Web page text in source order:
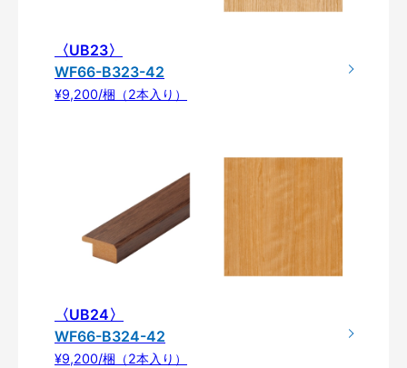
〈UB23〉
WF66-B323-42
¥9,200/梱（2本入り）
〈UB24〉
WF66-B324-42
¥9,200/梱（2本入り）